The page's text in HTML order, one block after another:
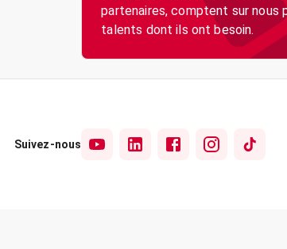
partenaires, comptent sur nous
talents dont ils ont besoin.
Suivez-nous